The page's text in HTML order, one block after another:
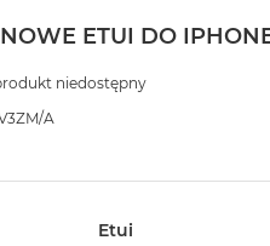
ETUI DO
niedostępny
A
Etui